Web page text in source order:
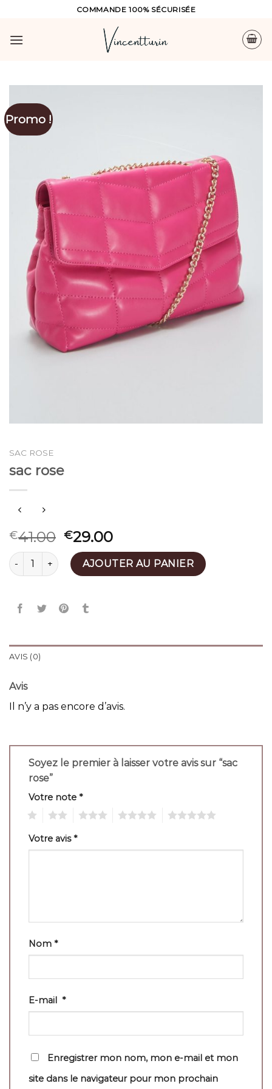
content
COMMANDE 100% SÉCURISÉE
Promo !
SAC ROSE
sac rose
€41.00 €29.00
quantité de sac roseAJOUTER AU PANIER
AVIS (0)
Avis
Il n’y a pas encore d’avis.
Soyez le premier à laisser votre avis sur “sac
rose”
Votre note *
Votre avis*
Nom *
E-mail *
Enregistrer mon nom, mon e-mail et mon
site dans le navigateur pour mon prochain